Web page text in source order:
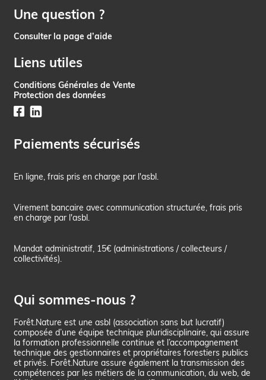
Une question ?
Consulter la page d’aide
Liens utiles
Conditions Générales de Vente
Protection des données
Paiements sécurisés
En ligne, frais pris en charge par l'asbl.
Virement bancaire avec communication structurée, frais pris
en charge par l'asbl.
Mandat administratif, 15€ (administrations / collecteurs /
collectivités).
Qui sommes-nous ?
Forêt.Nature est une asbl (association sans but lucratif)
composée d’une équipe technique pluridisciplinaire, qui assure
la formation professionnelle continue et l’accompagnement
technique des gestionnaires et propriétaires forestiers publics
et privés. Forêt.Nature assure également la transmission des
compétences par les métiers de la communication, du web, de